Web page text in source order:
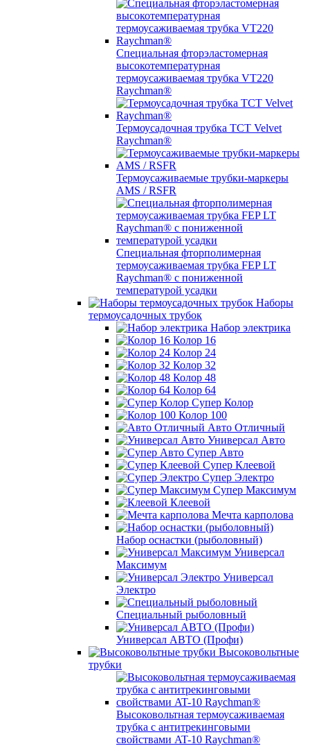
Специальная фторэластомерная
высокотемпературная
термоусаживаемая трубка VT220
Raychman®
Термоусадочная трубка TCT Velvet
Raychman®
Термоусаживаемые трубки-маркеры
AMS / RSFR
Специальная фторполимерная
термоусаживаемая трубка FEP LT
Raychman® с пониженной
температурой усадки
Наборы
термоусадочных трубок
Набор электрика
Колор 16
Колор 24
Колор 32
Колор 48
Колор 64
Супер Колор
Колор 100
Авто Отличный
Универсал Авто
Супер Авто
Супер Клеевой
Супер Электро
Супер Максимум
Клеевой
Мечта карполова
Набор оснастки (рыболовный)
Универсал
Максимум
Универсал
Электро
Специальный рыболовный
Универсал АВТО (Профи)
Высоковольтные
трубки
Высоковольтная термоусаживаемая
трубка с антитрекинговыми
свойствами AT-10 Raychman®